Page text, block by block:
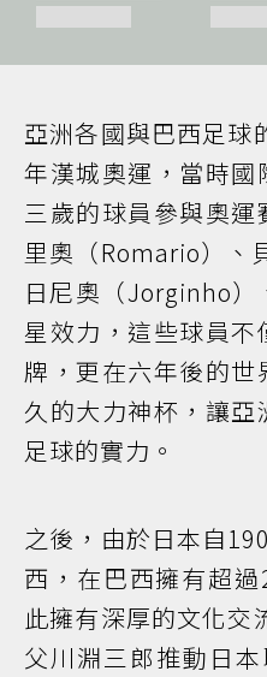
亞洲各國與巴西足球
年漢城奧運，當時
三歲的球員參與奧
里奧（Romario）、
日尼奧（Jorginho
星效力，這些球員
牌，更在六年後的
久的大力神杯，讓
足球的實力。
之後，由於日本自
西，在巴西擁有超
此擁有深厚的文化交
父川淵三郎推動日